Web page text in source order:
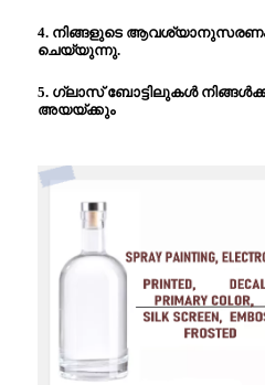
4. നിങ്ങളുടെ
ചെയ്യുന്നു.
5. ഗ്ലാസ് ബോട്ടിലുകൾ
അയയ്ക്കും